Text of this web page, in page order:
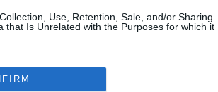
Use, Retention, Sale, and/or Sharing
that Is Unrelated with the Purposes for which it